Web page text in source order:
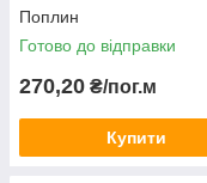
Поплин
Готово до відправки
270,20 ₴/пог.м
Купити